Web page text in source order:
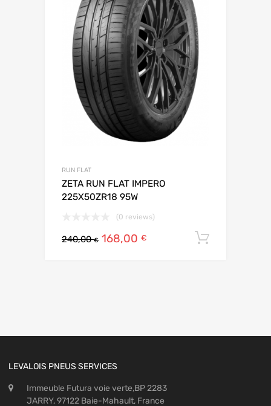
RUN FLAT
ZETA RUN FLAT IMPERO
225X50ZR18 95W
(0 reviews)
240,00€ 168,00 €
LEVALOIS PNEUS SERVICES
Immeuble Futura voie verte,BP 2283
JARRY, 97122 Baie-Mahault, France